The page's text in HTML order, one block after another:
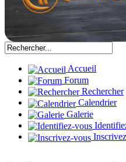
Accueil
Forum
Rechercher
Calendrier
Galerie